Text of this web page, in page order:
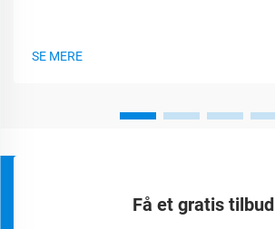
SE MERE
Få et gratis tilbud